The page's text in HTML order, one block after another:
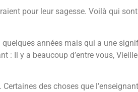
pour leur sagesse. Voilà qui
années mais qui a une
: Il y a beaucoup d’entre vous,
des choses que